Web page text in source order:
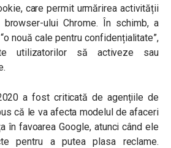
care permit urmărirea activității
ului Chrome. În schimb, a
nouă cale pentru confidențialitate”,
utilizatorilor să activeze sau
a fost criticată de agențiile de
că le va afecta modelul de afaceri
în favoarea Google, atunci când ele
pentru a putea plasa reclame.